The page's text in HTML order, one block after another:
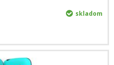
skladom